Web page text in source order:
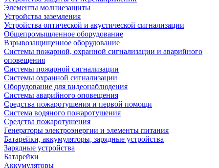
Элементы молниезащиты
Устройства заземления
Устройства оптической и акустической сигнализации
Общепромышленное оборудование
Взрывозащищенное оборудование
Системы пожарной, охранной сигнализации и аварийного
оповещения
Системы пожарной сигнализации
Системы охранной сигнализации
Оборудование для видеонаблюдения
Системы аварийного оповещения
Средства пожаротушения и первой помощи
Система водяного пожаротушения
Средства пожаротушения
Генераторы электроэнергии и элементы питания
Батарейки, аккумуляторы, зарядные устройства
Зарядные устройства
Батарейки
Аккумуляторы